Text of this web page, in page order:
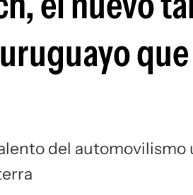
del automovilismo